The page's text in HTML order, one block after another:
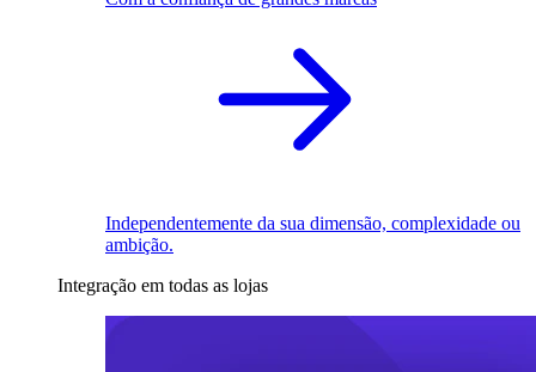
Independentemente da sua dimensão, complexidade ou
ambição.
Integração em todas as lojas